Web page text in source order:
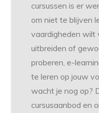
cursussen is er
om niet te blijven
vaardigheden wilt
uitbreiden of
proberen, e-
te leren op jouw
wacht je nog op?
cursusaanbod en